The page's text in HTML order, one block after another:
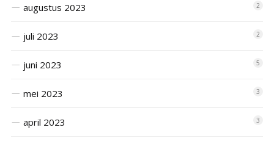
augustus 2023 2
juli 2023 2
juni 2023 5
mei 2023 3
april 2023 3